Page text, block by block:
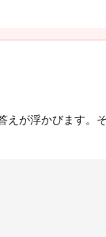
が浮かびます。